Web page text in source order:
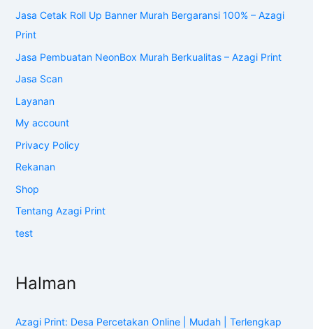
Jasa Cetak Roll Up Banner Murah Bergaransi 100% – Azagi
Print
Jasa Pembuatan NeonBox Murah Berkualitas – Azagi Print
Jasa Scan
Layanan
My account
Privacy Policy
Rekanan
Shop
Tentang Azagi Print
test
Halman
Azagi Print: Desa Percetakan Online | Mudah | Terlengkap